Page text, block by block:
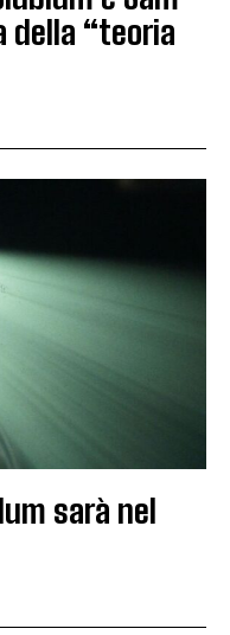
della “teoria
sarà nel